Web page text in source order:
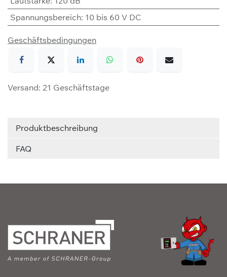
Spannungsbereich: 10 bis 60 V DC
Geschäftsbedingungen
Versand: 21 Geschäftstage
Produktbeschreibung
FAQ